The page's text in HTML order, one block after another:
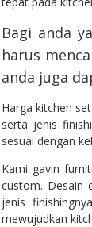
Bagi anda
harus
anda juga
Harga kitchen
serta jenis
sesuai dengan
Kami gavin
custom. Desain
jenis
mewujudkan